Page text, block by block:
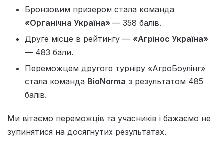
Бронзовим призером стала команда
«Органічна Україна» — 358 балів.
Друге місце в рейтингу — «Агрінос Україна»
— 483 бали.
Переможцем другого турніру «АгроБоулінг»
стала команда BioNorma з результатом 485
балів.
Ми вітаємо переможців та учасників і бажаємо не
зупинятися на досягнутих результатах.